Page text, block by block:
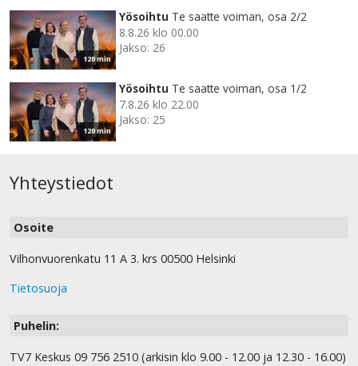
120 min
Yösoihtu Te saatte voiman, osa 2/2
8.8.26 klo 00.00
Jakso: 26
120 min
Yösoihtu Te saatte voiman, osa 1/2
7.8.26 klo 22.00
Jakso: 25
Yhteystiedot
Osoite
Vilhonvuorenkatu 11 A 3. krs 00500 Helsinki
Tietosuoja
Puhelin:
TV7 Keskus 09 756 2510 (arkisin klo 9.00 - 12.00 ja 12.30 - 16.00)